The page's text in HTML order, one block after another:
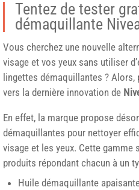
Tentez de tester
démaquillante
Vous cherchez une nouvelle
visage et vos yeux sans utiliser
lingettes démaquillantes ?
vers la dernière innovation de
En effet, la marque propose
démaquillantes pour nettoyer
visage et les yeux. Cette gamme
produits répondant chacun à un
Huile démaquillante